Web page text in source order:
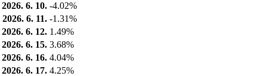
2026. 6. 10. -4.02%
2026. 6. 11. -1.31%
2026. 6. 12. 1.49%
2026. 6. 15. 3.68%
2026. 6. 16. 4.04%
2026. 6. 17. 4.25%